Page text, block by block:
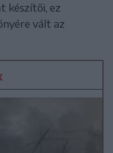
készítői, ez
vált az